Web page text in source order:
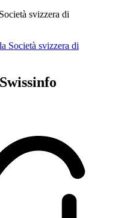
svizzera di